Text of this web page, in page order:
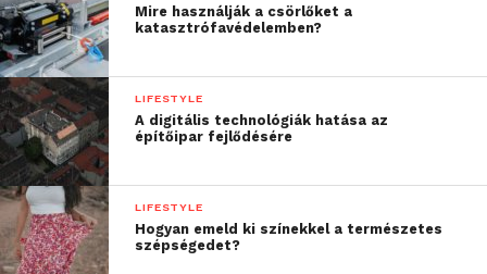
Mire használják a csörlőket a
katasztrófavédelemben?
LIFESTYLE
A digitális technológiák hatása az
építőipar fejlődésére
LIFESTYLE
Hogyan emeld ki színekkel a természetes
szépségedet?